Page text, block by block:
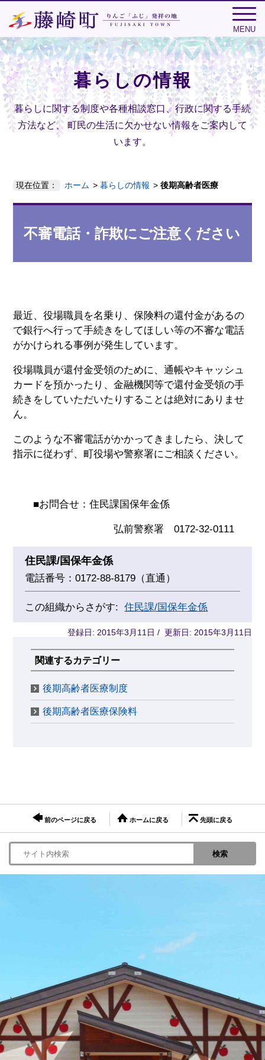
MENU
暮らしの情報
暮らしに関する制度や各種相談窓口、行政に関する手続
方法など、 町民の生活に欠かせない情報をご案内して
います。
現在位置： ホーム 暮らしの情報 後期高齢者医療
不審電話・詐欺にご注意ください
最近、役場職員を名乗り、保険料の還付金があるの
で銀行へ行って手続きをしてほしい等の不審な電話
がかけられる事例が発生しています。
役場職員が還付金受領のために、通帳やキャッシュ
カードを預かったり、金融機関等で還付金受領の手
続きをしていただいたりすることは絶対にありませ
ん。
このような不審電話がかかってきましたら、決して
指示に従わず、町役場や警察署にご相談ください。
■お問合せ：住民課国保年金係
弘前警察署 0172-32-0111
住民課/国保年金係
電話番号：0172-88-8179（直通）
この組織からさがす:住民課/国保年金係
登録日: 2015年3月11日 / 更新日: 2015年3月11日
関連するカテゴリー
後期高齢者医療制度
後期高齢者医療保険料
前のページに戻る ホームに戻る 先頭に戻る